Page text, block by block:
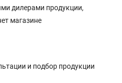
дилерами продукции,
магазине
и подбор продукции